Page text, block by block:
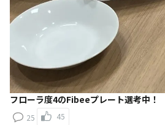
フローラ度4のFibeeプレート選考中！
25 45